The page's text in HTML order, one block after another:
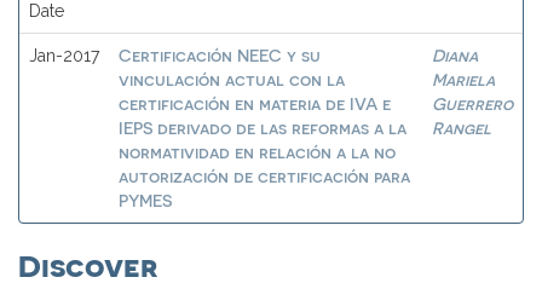
Date
Jan-2017
Certificación NEEC y su
vinculación actual con la
certificación en materia de IVA e
IEPS derivado de las reformas a la
normatividad en relación a la no
autorización de certificación para
PYMES
Diana
Mariela
Guerrero
Rangel
Discover